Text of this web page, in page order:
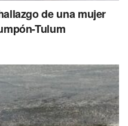
de una mujer
Tulum